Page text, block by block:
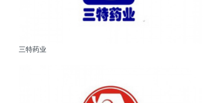
三特药业